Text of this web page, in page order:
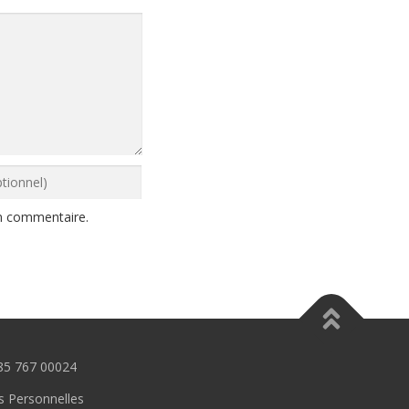
commentaire.
767 00024
Personnelles